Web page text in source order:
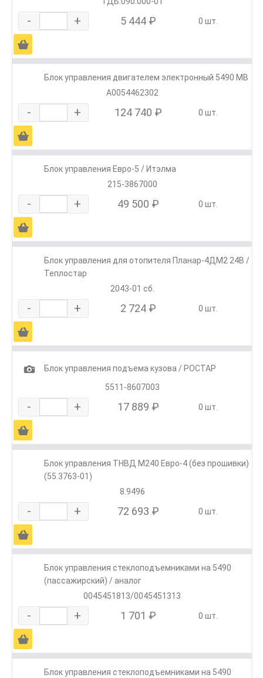
- + 5 444 ₽ 0 шт.
Ä
Блок управления двигателем электронный 5490 MB
А0054462302
- + 124 740 ₽ 0 шт.
Ä
Блок управления Евро-5 / Итэлма
215-3867000
- + 49 500 ₽ 0 шт.
Ä
Блок управления для отопителя Планар-4ДМ2 24В /
Теплостар
2043-01 сб.
- + 2 724 ₽ 0 шт.
Ä
1
Блок управления подъема кузова / РОСТАР
5511-8607003
- + 17 889 ₽ 0 шт.
Ä
Блок управления ТНВД М240 Евро-4 (без прошивки)
(55.3763-01)
8.9496
- + 72 693 ₽ 0 шт.
Ä
Блок управления стеклоподъемниками на 5490
(пассажирский) / аналог
0045451813/0045451313
- + 1 701 ₽ 0 шт.
Ä
Блок управления стеклоподъемниками на 5490